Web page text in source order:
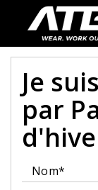
Je
par
Nom*